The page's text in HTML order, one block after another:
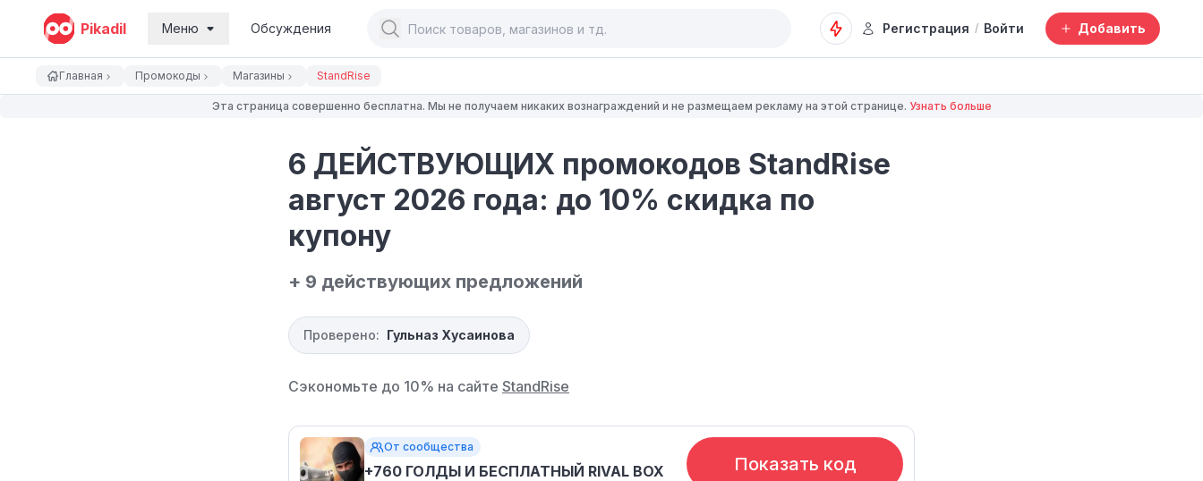
Pikadil Меню Обсуждения Регистрация / Войти Добавить
Главная Промокоды Магазины StandRise
Эта страница совершенно бесплатна. Мы не получаем никаких вознаграждений и не размещаем рекламу на этой странице. Узнать больше
6 ДЕЙСТВУЮЩИХ промокодов StandRise
август 2026 года: до 10% скидка по
купону
+ 9 действующих предложений
Проверено: Гульназ Хусаинова
Сэкономьте до 10% на сайте StandRise
От сообщества
+760 ГОЛДЫ И БЕСПЛАТНЫЙ RIVAL BOX Показать код